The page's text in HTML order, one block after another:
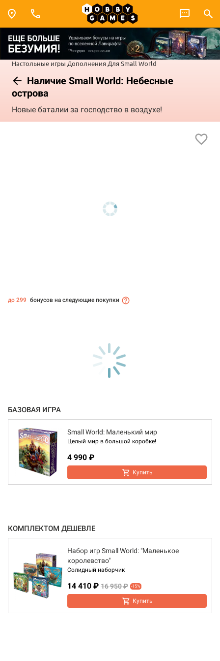
Настольные игры Дополнения Для Small World
Наличие Small World: Небесные
острова
Новые баталии за господство в воздухе!
до 299 бонусов на следующие покупки
БАЗОВАЯ ИГРА
Small World: Маленький мир
Целый мир в большой коробке!
4 990 ₽
Купить
КОМПЛЕКТОМ ДЕШЕВЛЕ
Набор игр Small World: "Маленькое
королевство"
Солидный наборчик
14 410 ₽ 16 950 ₽ -15%
Купить